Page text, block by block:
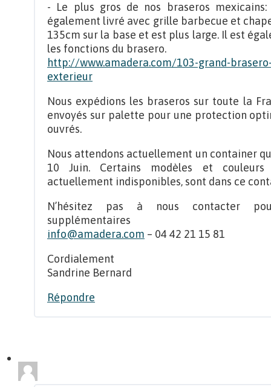
- Le plus gros de nos braseros
également livré avec grille barbecue et
135cm sur la base et est plus large. Il est
les fonctions du brasero.
http://www.amadera.com/103-grand-
exterieur
Nous expédions les braseros sur toute la
envoyés sur palette pour une protection
ouvrés.
Nous attendons actuellement un container
10 Juin. Certains modèles et couleurs
actuellement indisponibles, sont dans ce
N’hésitez pas à nous contacter
supplémentaires
info@amadera.com – 04 42 21 15 81
Cordialement
Sandrine Bernard
Répondre